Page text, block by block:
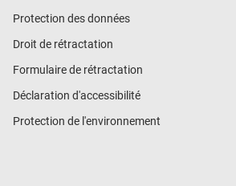
Protection des données
Droit de rétractation
Formulaire de rétractation
Déclaration d'accessibilité
Protection de l'environnement